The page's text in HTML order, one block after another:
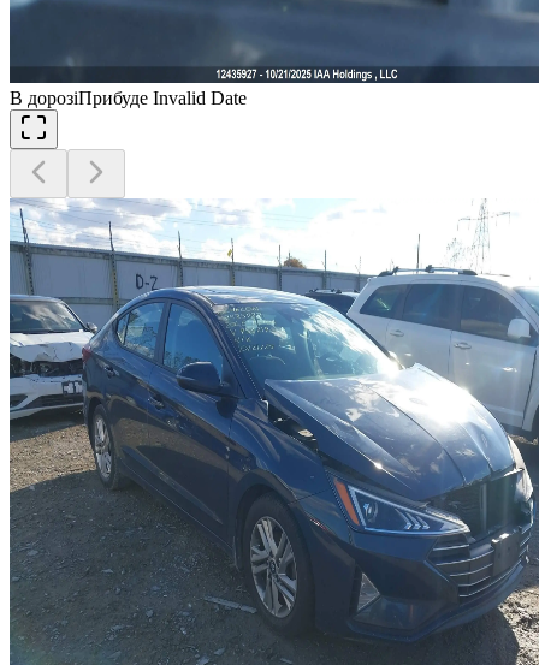
В дорозіПрибуде Invalid Date